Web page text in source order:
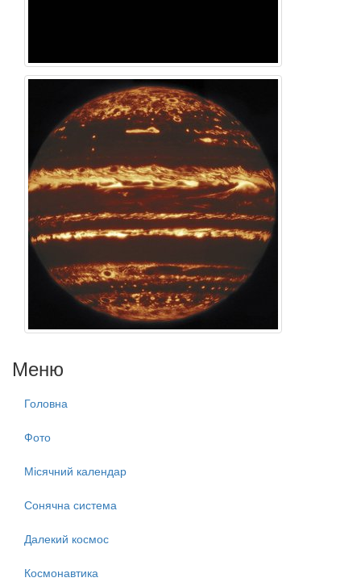
Меню
Головна
Фото
Місячний календар
Сонячна система
Далекий космос
Космонавтика